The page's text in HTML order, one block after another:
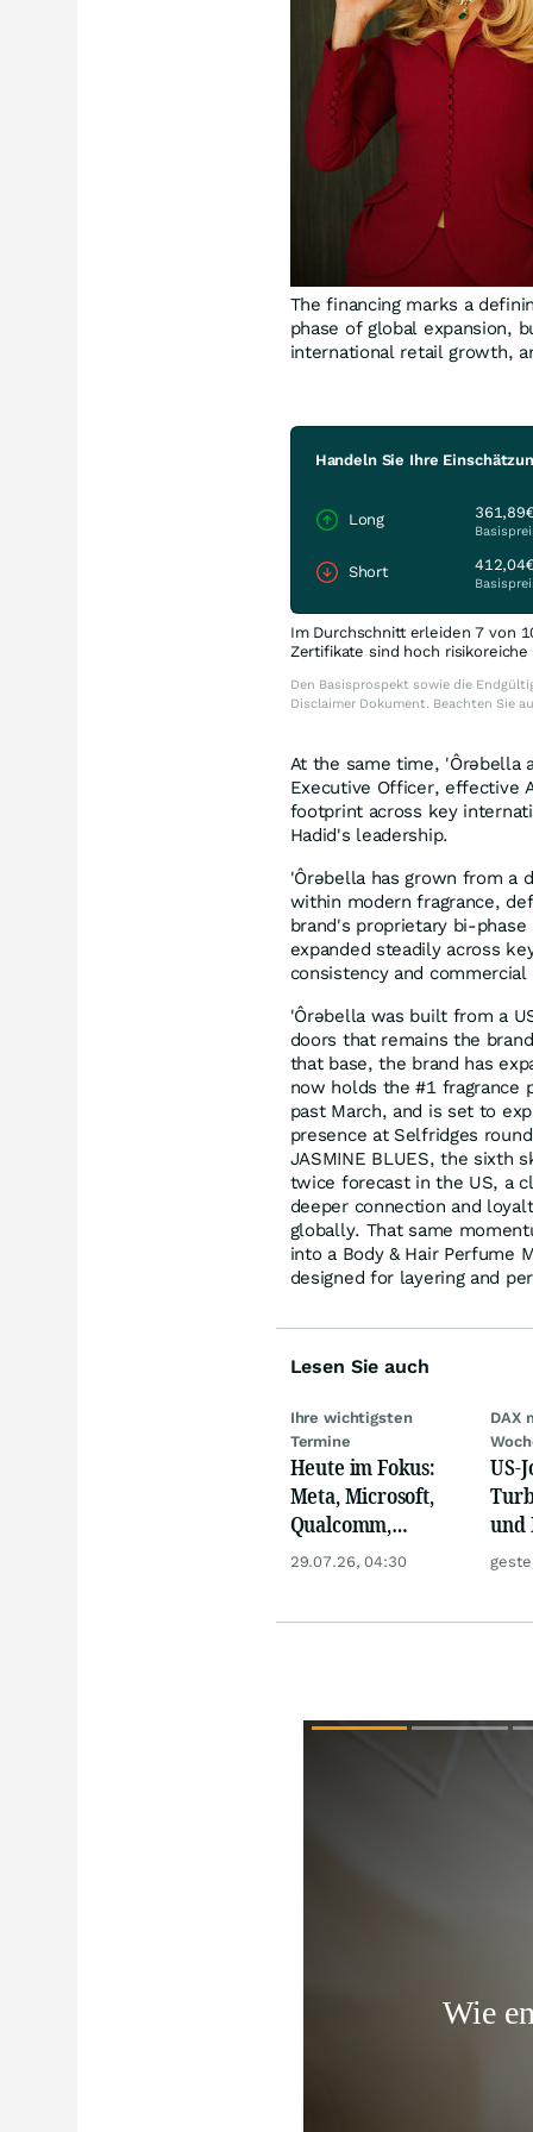
The financing marks a
phase of global expansion,
international retail growth,
Handeln Sie Ihre
Long
Short
Im Durchschnitt erleiden 7 von
Zertifikate sind hoch
Den Basisprospekt sowie die
Disclaimer Dokument. Beachten Sie
At the same time, 'Ôrəbella
Executive Officer, effective
footprint across key
Hadid's leadership.
'Ôrəbella has grown from a
within modern fragrance,
brand's proprietary bi-
expanded steadily across
consistency and
'Ôrəbella was built from a
doors that remains the
that base, the brand has
now holds the #1 fragrance
past March, and is set to
presence at Selfridges
JASMINE BLUES, the sixth
twice forecast in the US, a
deeper connection and
globally. That same
into a Body & Hair Perfume
designed for layering and
Lesen Sie auch
Ihre wichtigsten
Termine
Heute im Fokus:
Meta, Microsoft,
Qualcomm,
Biogen, Airbus,
29.07.26, 04:30
DAX
US-
und